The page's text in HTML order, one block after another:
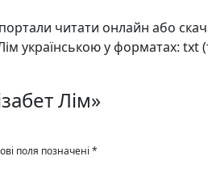
читати онлайн або
українською у форматах: txt
Лім»
поля позначені *